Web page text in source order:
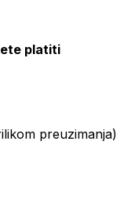
platiti
preuzimanja)